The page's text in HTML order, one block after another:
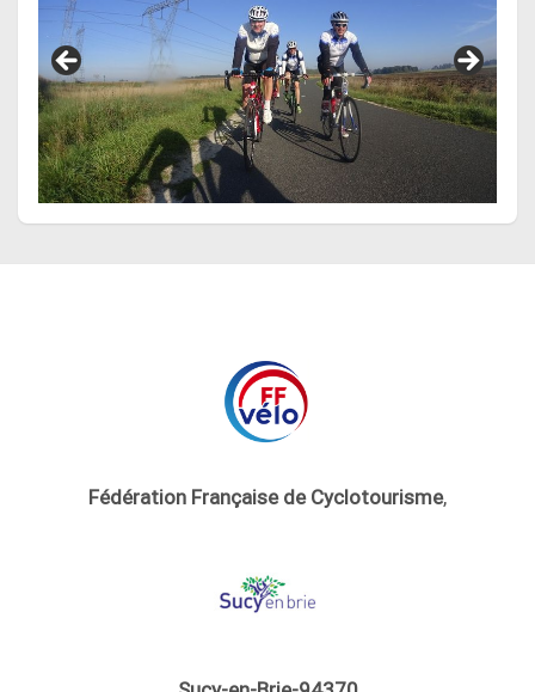
Fédération Française de Cyclotourisme,